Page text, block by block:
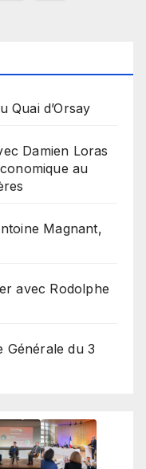
d’Orsay
Damien Loras
au
Magnant,
avec Rodolphe
Générale du 3